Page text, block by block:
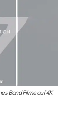
Bond Filme auf 4K